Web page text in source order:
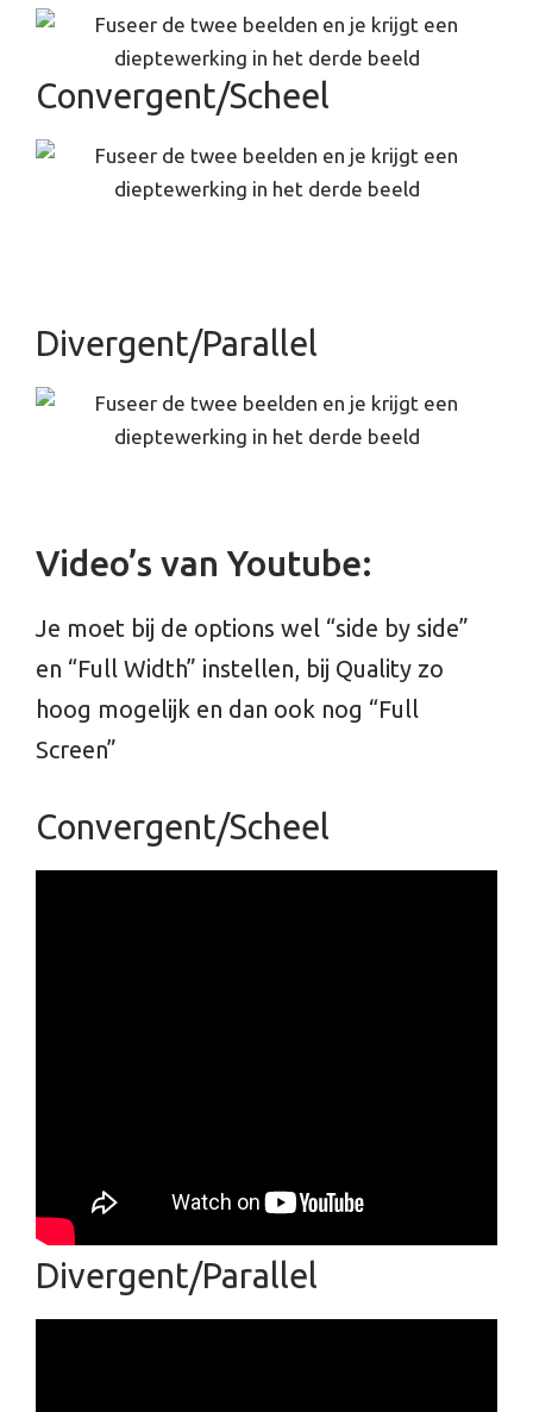
Convergent/Scheel
Divergent/Parallel
Video’s van Youtube:
Je moet bij de options wel “side by side”
en “Full Width” instellen, bij Quality zo
hoog mogelijk en dan ook nog “Full
Screen”
Convergent/Scheel
Divergent/Parallel